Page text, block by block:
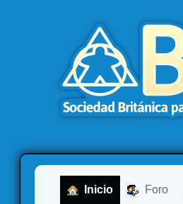
Inicio Foro